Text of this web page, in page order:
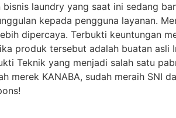
laundry yang saat ini sedang
kepada pengguna layanan.
dipercaya. Terbukti keuntungan
produk tersebut adalah buatan asli
Teknik yang menjadi salah satu
KANABA, sudah meraih SNI